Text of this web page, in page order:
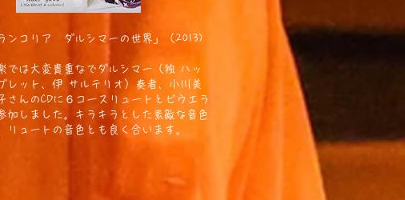
ンコリア ダルシマーの世界」（2013)
では大変貴重なでダルシマー（独 ハッ
レット、伊 サルテリオ）奏者、小川美
さんのCDに６コースリュートとビウエラ
加しました。キラキラとした素敵な音色
リュートの音色とも良く合います。